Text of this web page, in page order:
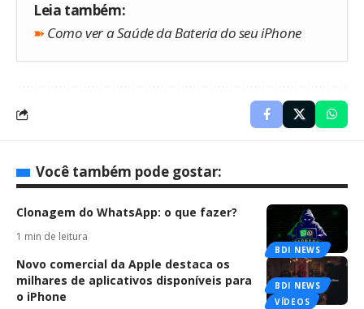
Leia também:
➽ Como ver a Saúde da Bateria do seu iPhone
Você também pode gostar:
BDI NEWS
Clonagem do WhatsApp: o que fazer?
1 min de leitura
BDI NEWS
VÍDEOS
Novo comercial da Apple destaca os
milhares de aplicativos disponíveis para
o iPhone